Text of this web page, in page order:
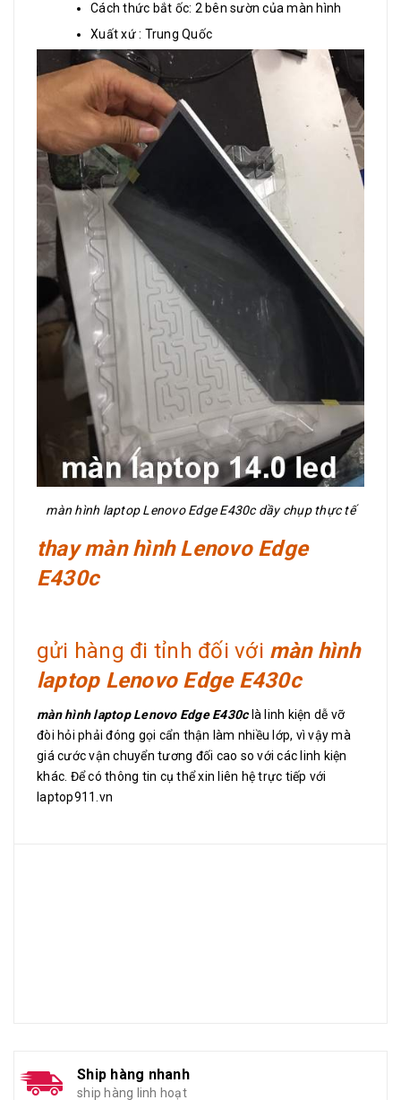
Cách thức bắt ốc: 2 bên sườn của màn hình
Xuất xứ : Trung Quốc
màn hình laptop Lenovo Edge E430c dầy chụp thực tế
thay màn hình Lenovo Edge
E430c
gửi hàng đi tỉnh đối với màn hình
laptop Lenovo Edge E430c
màn hình laptop Lenovo Edge E430clà linh kiện dễ vỡ
đòi hỏi phải đóng gọi cẩn thận làm nhiều lớp, vì vậy mà
giá cước vận chuyển tương đối cao so với các linh kiện
khác. Để có thông tin cụ thể xin liên hệ trực tiếp với
laptop911.vn
Ship hàng nhanh
ship hàng linh hoạt